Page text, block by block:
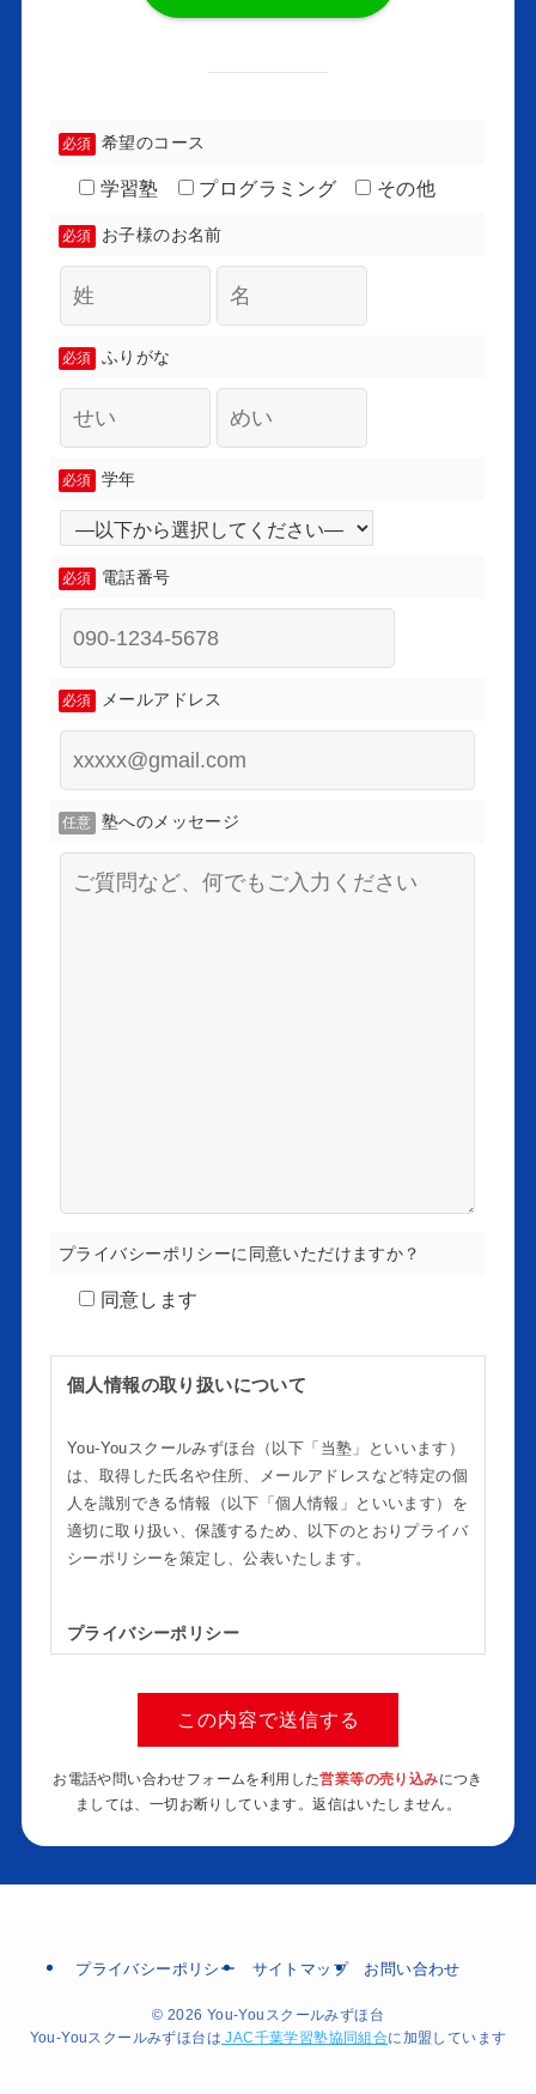
必須 希望のコース
学習塾 プログラミング その他
必須 お子様のお名前
必須 ふりがな
必須 学年
必須 電話番号
必須 メールアドレス
任意 塾へのメッセージ
プライバシーポリシーに同意いただけますか？
同意します
個人情報の取り扱いについて
You-Youスクールみずほ台（以下「当塾」といいます）
は、取得した氏名や住所、メールアドレスなど特定の個
人を識別できる情報（以下「個人情報」といいます）を
適切に取り扱い、保護するため、以下のとおりプライバ
シーポリシーを策定し、公表いたします。
プライバシーポリシー
個人情報を取り扱う当塾業務に鑑み、個人情報保護
に関する法令及びその他の規範、ガイドライン等を
本人の同意を得た上で、適法な手段で取得し、目的
の範囲内において適切に利用します。
適切な措置を講じます。
滅失又は毀損などのリスクに対して、合理的な安全
個人情報保護のための取り組みを適宜見直し、継続
お電話や問い合わせフォームを利用した営業等の売り込みにつき
ましては、一切お断りしています。返信はいたしません。
プライバシーポリシー サイトマップ お問い合わせ
© 2026 You-Youスクールみずほ台
You-Youスクールみずほ台は JAC千葉学習塾協同組合に加盟しています